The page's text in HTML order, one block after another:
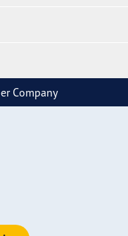
Company